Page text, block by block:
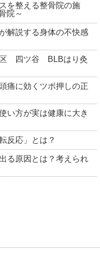
を整える整骨院の施
院～
解説する身体の不快感
四ツ谷 BLBはり灸
痛に効くツボ押しの正
い方が実は健康に大き
反応」とは？
る原因とは？考えられ